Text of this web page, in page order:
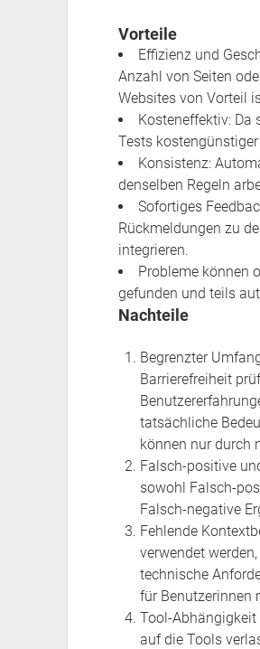
Vorteile
Effizienz und
Anzahl von Seiten
Websites von Vorteil
Kosteneffektiv: Da
Tests
Konsistenz:
denselben Regeln
Sofortiges
Rückmeldungen zu
integrieren.
Probleme können
gefunden und teils
Nachteile
Begrenzter
Barrierefreiheit
tatsächliche
können nur durch
Falsch-positive
sowohl Falsch-
Falsch-negative
Fehlende
verwendet
technische
für Benutzerinnen
Tool-Abhängigkeit
auf die Tools